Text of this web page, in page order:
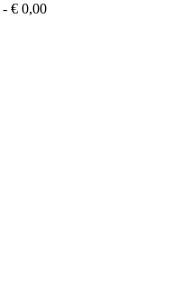
- € 0,00